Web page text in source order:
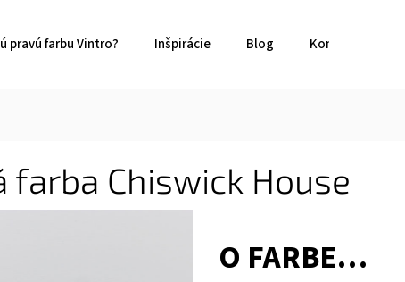
pravú farbu Vintro? Inšpirácie Blog Kontakt
farba Chiswick House
O FARBE…